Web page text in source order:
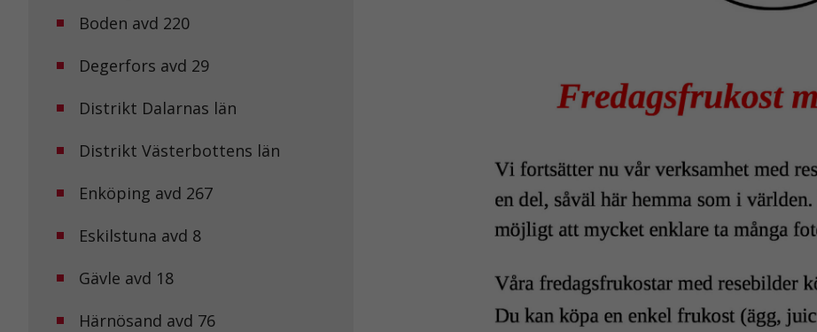
Boden avd 220
Degerfors avd 29
Distrikt Dalarnas län
Distrikt Västerbottens län
Enköping avd 267
Eskilstuna avd 8
Gävle avd 18
Härnösand avd 76